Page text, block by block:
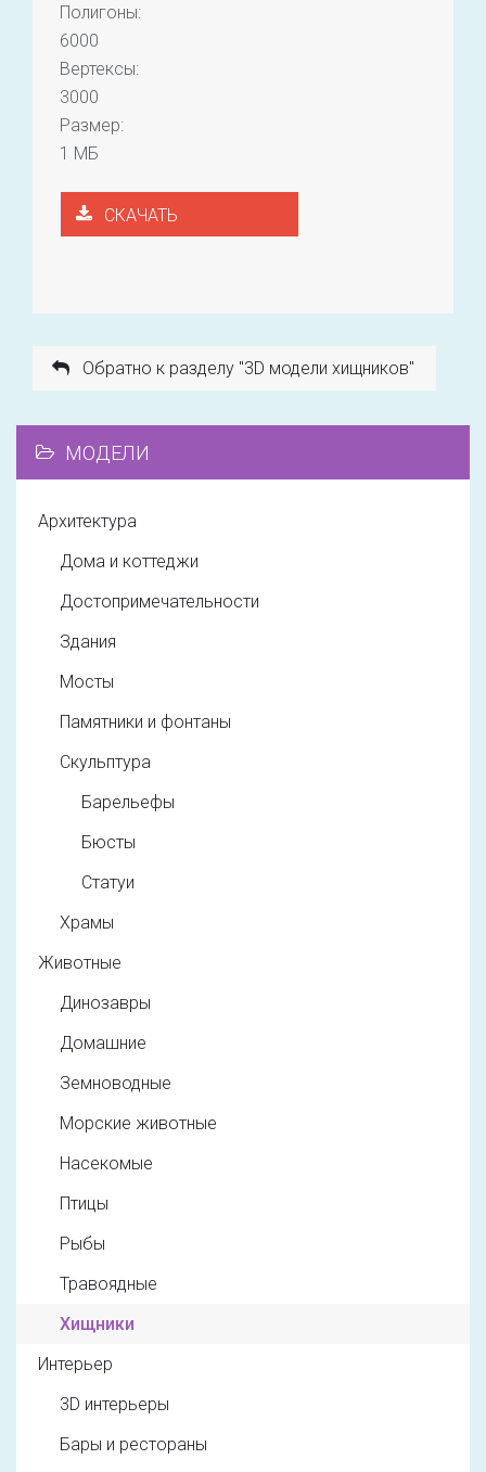
Полигоны:
6000
Вертексы:
3000
Размер:
1 МБ
СКАЧАТЬ
Обратно к разделу "3D модели хищников"
МОДЕЛИ
Архитектура
Дома и коттеджи
Достопримечательности
Здания
Мосты
Памятники и фонтаны
Скульптура
Барельефы
Бюсты
Статуи
Храмы
Животные
Динозавры
Домашние
Земноводные
Морские животные
Насекомые
Птицы
Рыбы
Травоядные
Хищники
Интерьер
3D интерьеры
Бары и рестораны